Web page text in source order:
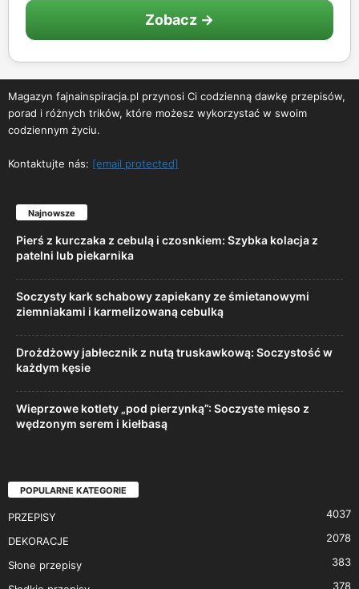
Zobacz →
Magazyn fajnainspiracja.pl przynosi Ci codzienną dawkę przepisów,
porad i różnych trików, które możesz wykorzystać w swoim
codziennym życiu.
Kontaktujte nás: [email protected]
Najnowsze
Pierś z kurczaka z cebulą i czosnkiem: Szybka kolacja z
patelni lub piekarnika
Soczysty kark schabowy zapiekany ze śmietanowymi
ziemniakami i karmelizowaną cebulką
Drożdżowy jabłecznik z nutą truskawkową: Soczystość w
każdym kęsie
Wieprzowe kotlety „pod pierzynką”: Soczyste mięso z
wędzonym serem i kiełbasą
POPULARNE KATEGORIE
PRZEPISY 4037
DEKORACJE 2078
Słone przepisy 383
378